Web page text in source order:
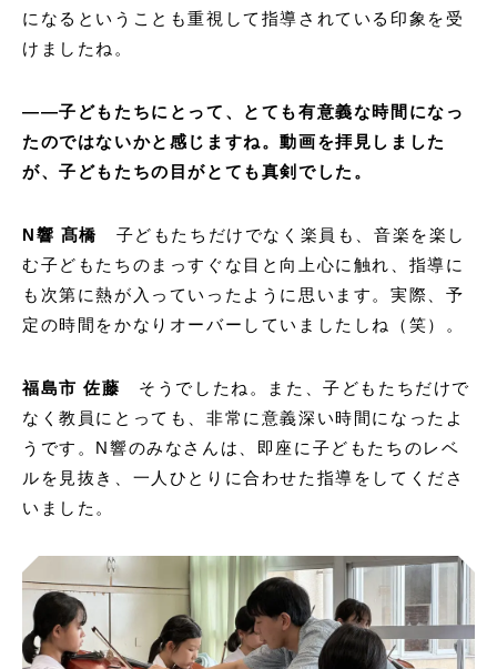
になるということも重視して指導されている印象を受
けましたね。
——子どもたちにとって、とても有意義な時間になっ
たのではないかと感じますね。動画を拝見しました
が、子どもたちの目がとても真剣でした。
N響 髙橋
子どもたちだけでなく楽員も、音楽を楽し
む子どもたちのまっすぐな目と向上心に触れ、指導に
も次第に熱が入っていったように思います。実際、予
定の時間をかなりオーバーしていましたしね（笑）。
福島市 佐藤
そうでしたね。また、子どもたちだけで
なく教員にとっても、非常に意義深い時間になったよ
うです。N響のみなさんは、即座に子どもたちのレベ
ルを見抜き、一人ひとりに合わせた指導をしてくださ
いました。